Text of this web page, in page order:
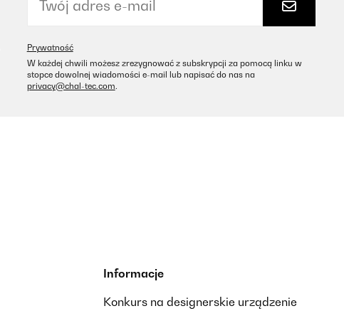
Prywatność
W każdej chwili możesz zrezygnować z subskrypcji za pomocą linku w
stopce dowolnej wiadomości e-mail lub napisać do nas na
privacy@chal-tec.com.
Informacje
Konkurs na designerskie urządzenie